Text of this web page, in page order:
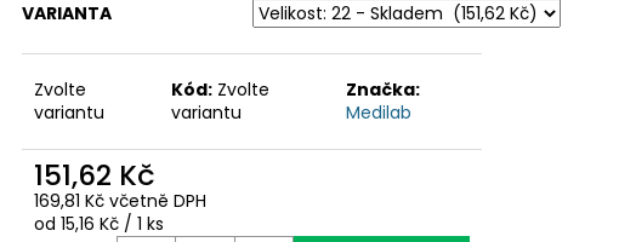
VARIANTA
Zvolte
variantu
Kód: Zvolte
variantu
Značka:
Medilab
151,62 Kč
169,81 Kč včetně DPH
Měrná
od 15,16 Kč / 1 ks